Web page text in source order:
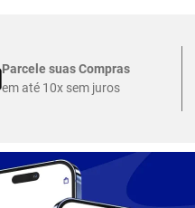
Parcele suas Compras
em até 10x sem juros